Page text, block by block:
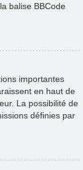
balise BBCode
importantes
en haut de
La possibilité de
définies par